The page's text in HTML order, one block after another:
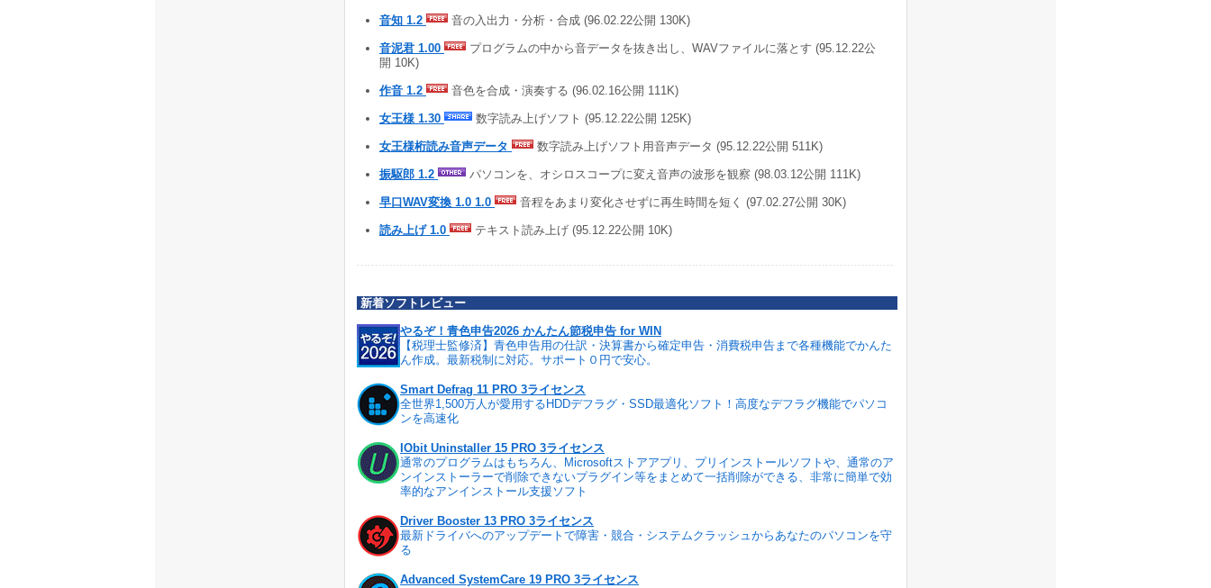
音知 1.2 音の入出力・分析・合成 (96.02.22公開 130K)
音泥君 1.00
プログラムの中から音データを抜き出し、WAVファイルに落とす (95.12.22公
開 10K)
作音 1.2 音色を合成・演奏する (96.02.16公開 111K)
女王様 1.30 数字読み上げソフト (95.12.22公開 125K)
女王様桁読み音声データ 数字読み上げソフト用音声データ (95.12.22公開 511K)
振駆郎 1.2 パソコンを、オシロスコープに変え音声の波形を観察 (98.03.12公開 111K)
早口WAV変換 1.0 1.0 音程をあまり変化させずに再生時間を短く (97.02.27公開 30K)
読み上げ 1.0 テキスト読み上げ (95.12.22公開 10K)
新着ソフトレビュー
やるぞ！青色申告2026 かんたん節税申告 for WIN
【税理士監修済】青色申告用の仕訳・決算書から確定申告・消費税申告まで各種機能でかんた
ん作成。最新税制に対応。サポート０円で安心。
Smart Defrag 11 PRO 3ライセンス
全世界1,500万人が愛用するHDDデフラグ・SSD最適化ソフト！高度なデフラグ機能でパソコ
ンを高速化
IObit Uninstaller 15 PRO 3ライセンス
通常のプログラムはもちろん、Microsoftストアアプリ、プリインストールソフトや、通常のア
ンインストーラーで削除できないプラグイン等をまとめて一括削除ができる、非常に簡単で効
率的なアンインストール支援ソフト
Driver Booster 13 PRO 3ライセンス
最新ドライバへのアップデートで障害・競合・システムクラッシュからあなたのパソコンを守
る
Advanced SystemCare 19 PRO 3ライセンス